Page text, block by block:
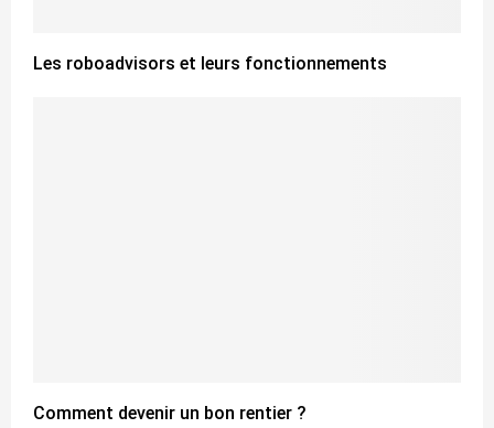
Les roboadvisors et leurs fonctionnements
Comment devenir un bon rentier ?